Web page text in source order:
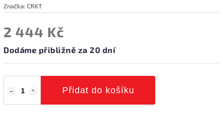
Značka:CRKT
2 444 Kč
Dodáme přibližně za 20 dní
Přidat do košíku